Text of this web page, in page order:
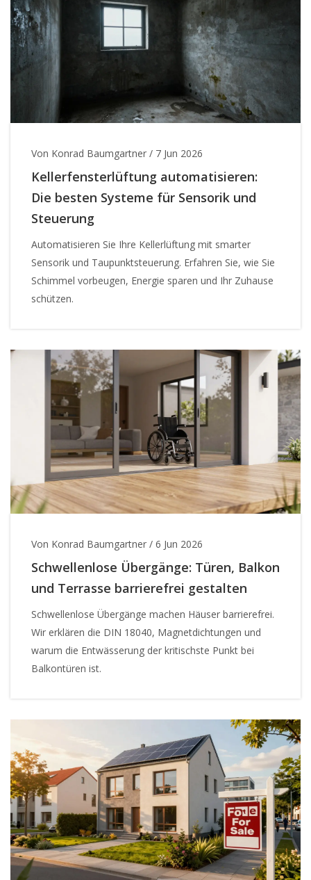
Von Konrad Baumgartner / 7 Jun 2026
Kellerfensterlüftung automatisieren:
Die besten Systeme für Sensorik und
Steuerung
Automatisieren Sie Ihre Kellerlüftung mit smarter
Sensorik und Taupunktsteuerung. Erfahren Sie, wie Sie
Schimmel vorbeugen, Energie sparen und Ihr Zuhause
schützen.
Von Konrad Baumgartner / 6 Jun 2026
Schwellenlose Übergänge: Türen, Balkon
und Terrasse barrierefrei gestalten
Schwellenlose Übergänge machen Häuser barrierefrei.
Wir erklären die DIN 18040, Magnetdichtungen und
warum die Entwässerung der kritischste Punkt bei
Balkontüren ist.